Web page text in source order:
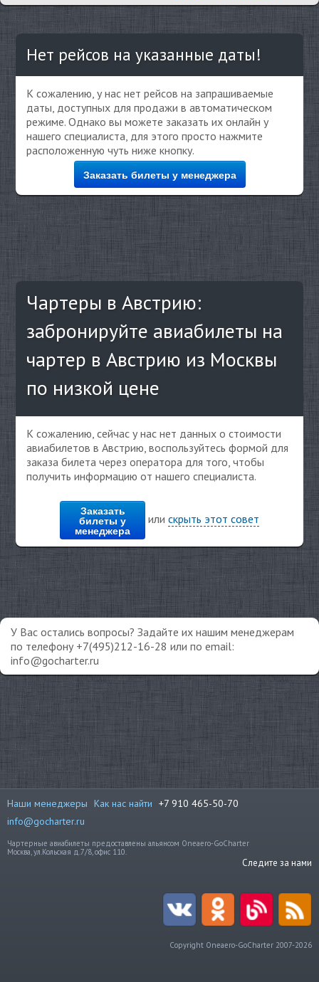
Нет рейсов на указанные даты!
К сожалению, у нас нет рейсов на запрашиваемые
даты, доступных для продажи в автоматическом
режиме. Однако вы можете заказать их онлайн у
нашего специалиста, для этого просто нажмите
расположенную чуть ниже кнопку.
Заказать билеты у менеджера
Чартеры в Австрию:
забронируйте авиабилеты на
чартер в Австрию из Москвы
по низкой цене
К сожалению, сейчас у нас нет данных о стоимости
авиабилетов в Австрию, воспользуйтесь формой для
заказа билета через оператора для того, чтобы
получить информацию от нашего специалиста.
Заказать
билеты у
менеджера
или скрыть этот совет
У Вас остались вопросы? Задайте их нашим менеджерам
по телефону +7(495)212-16-28 или по email:
info@gocharter.ru
Наши менеджеры Как нас найти +7 910 465-50-70
info@gocharter.ru
Чартерные авиабилеты предоставлены альянсом Oneaero-GoCharter
Москва, ул.Кольская д.7/8, офис 110.
Следите за нами
Copyright Oneaero-GoCharter 2007-2026